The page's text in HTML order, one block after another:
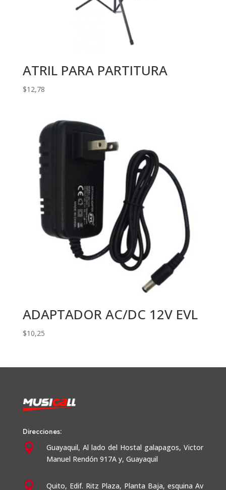
ATRIL PARA PARTITURA
$12,78
ADAPTADOR AC/DC 12V EVL
$10,25
Direcciones:
 Guayaquil, Al lado del Hostal galapagos, Victor
Manuel Rendón 917A y, Guayaquil
 Quito, Edif. Ritz Plaza, Planta Baja, esquina Av